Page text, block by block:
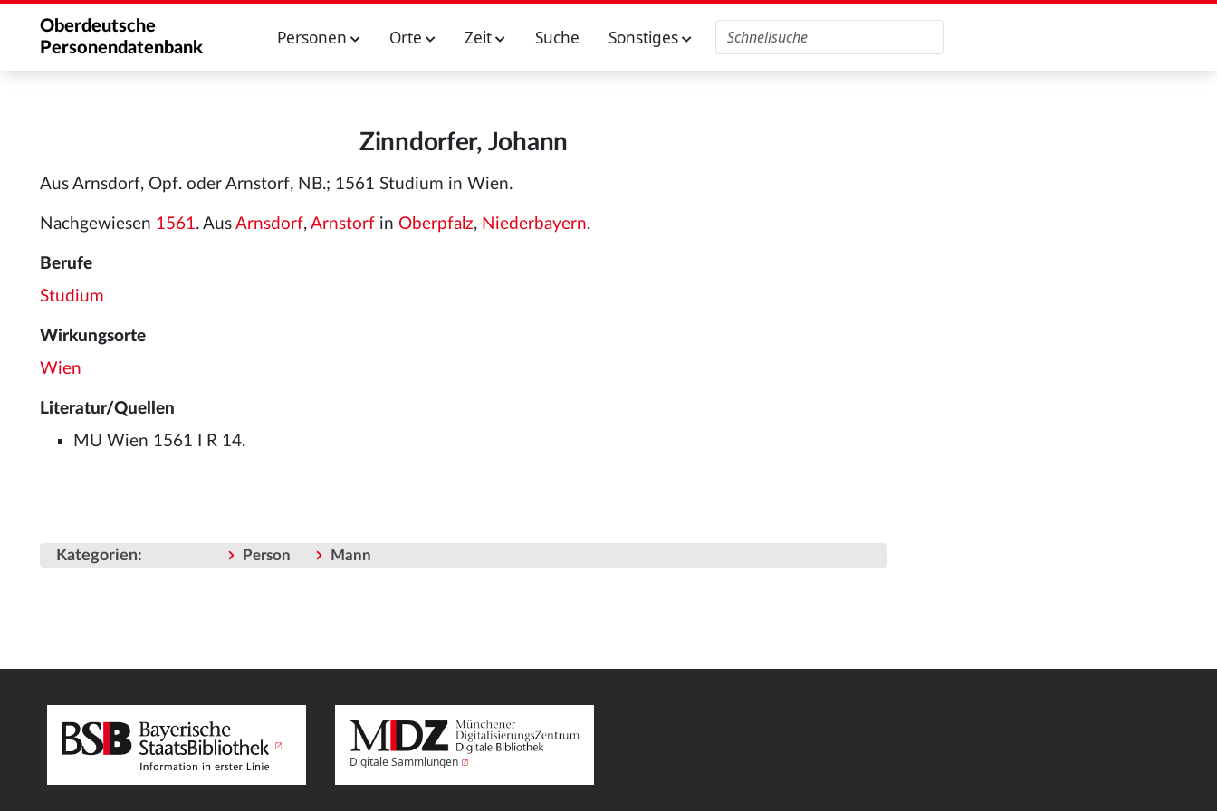
Oberdeutsche
Personendatenbank
Personen Orte Zeit Suche Sonstiges
Zinndorfer, Johann
Aus Arnsdorf, Opf. oder Arnstorf, NB.; 1561 Studium in Wien.
Nachgewiesen 1561. Aus Arnsdorf, Arnstorf in Oberpfalz, Niederbayern.
Berufe
Studium
Wirkungsorte
Wien
Literatur/Quellen
MU Wien 1561 I R 14.
Kategorien: Person Mann
Digitale Sammlungen